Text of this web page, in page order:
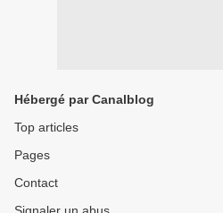
Hébergé par Canalblog
Top articles
Pages
Contact